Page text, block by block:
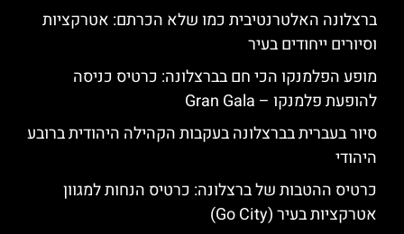
ברצלונה האלטרנטיבית כמו שלא הכרתם: אטרקציות
וסיורים ייחודים בעיר
מופע הפלמנקו הכי חם בברצלונה: כרטיס כניסה
להופעת פלמנקו – Gran Gala
סיור בעברית בברצלונה בעקבות הקהילה היהודית ברובע
היהודי
כרטיס ההטבות של ברצלונה: כרטיס הנחות למגוון
אטרקציות בעיר (Go City)